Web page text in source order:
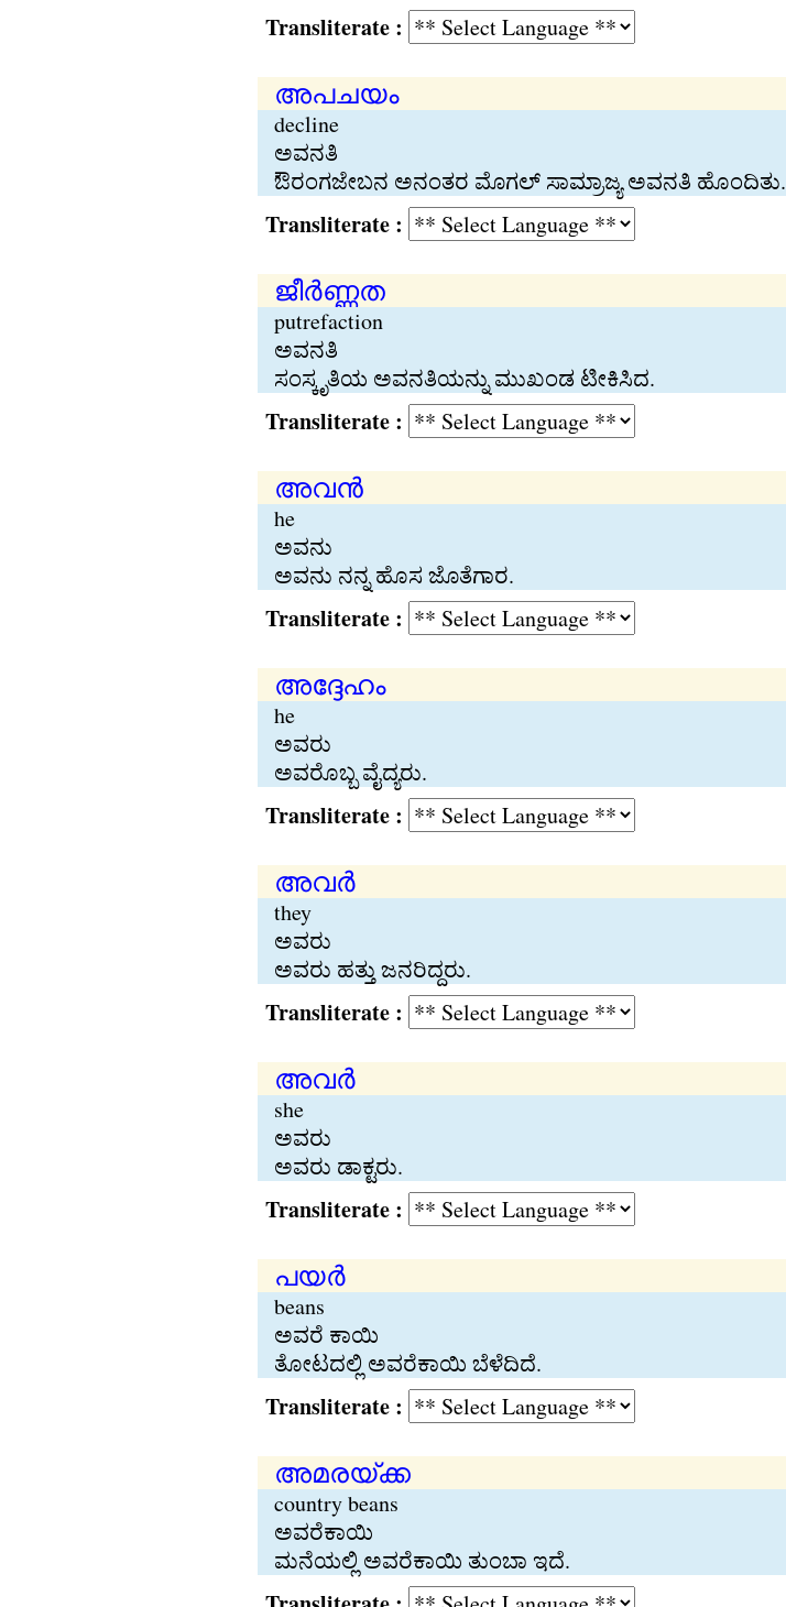
Transliterate :
അപചയം
decline
ಅವನತಿ
ಔರಂಗಜೇಬನ ಅನಂತರ ಮೊಗಲ್ ಸಾಮ್ರಾಜ್ಯ ಅವನತಿ ಹೊಂದಿತು.
Transliterate :
ജീര്‍ണ്ണത
putrefaction
ಅವನತಿ
ಸಂಸ್ಕೃತಿಯ ಅವನತಿಯನ್ನು ಮುಖಂಡ ಟೀಕಿಸಿದ.
Transliterate :
അവന്‍
he
ಅವನು
ಅವನು ನನ್ನ ಹೊಸ ಜೊತೆಗಾರ.
Transliterate :
അദ്ദേഹം
he
ಅವರು
ಅವರೊಬ್ಬ ವೈದ್ಯರು.
Transliterate :
അവര്‍
they
ಅವರು
ಅವರು ಹತ್ತು ಜನರಿದ್ದರು.
Transliterate :
അവര്‍
she
ಅವರು
ಅವರು ಡಾಕ್ಟರು.
Transliterate :
പയര്‍
beans
ಅವರೆ ಕಾಯಿ
ತೋಟದಲ್ಲಿ ಅವರೆಕಾಯಿ ಬೆಳೆದಿದೆ.
Transliterate :
അമരയ്ക്ക
country beans
ಅವರೆಕಾಯಿ
ಮನೆಯಲ್ಲಿ ಅವರೆಕಾಯಿ ತುಂಬಾ ಇದೆ.